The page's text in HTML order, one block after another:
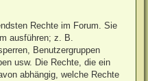
Rechte im Forum. Sie
ausführen; z. B.
Benutzergruppen
usw. Die Rechte, die ein
abhängig, welche Rechte